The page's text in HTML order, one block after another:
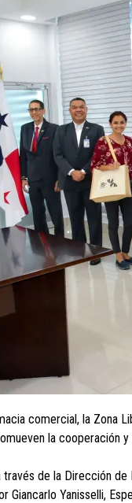
comercial, la Zona
la cooperación
través de la Dirección
Giancarlo Yanisselli,